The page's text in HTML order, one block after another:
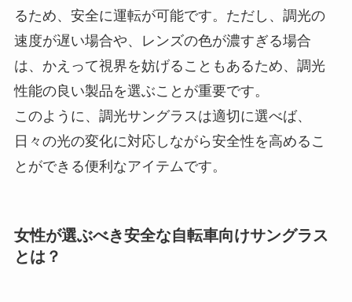
るため、安全に運転が可能です。ただし、調光の
速度が遅い場合や、レンズの色が濃すぎる場合
は、かえって視界を妨げることもあるため、調光
性能の良い製品を選ぶことが重要です。
このように、調光サングラスは適切に選べば、
日々の光の変化に対応しながら安全性を高めるこ
とができる便利なアイテムです。
女性が選ぶべき安全な自転車向けサングラス
とは？